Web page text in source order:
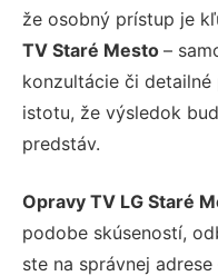
že osobný prístup je
TV Staré Mesto –
konzultácie či
istotu, že výsledok
predstáv.
Opravy TV LG Staré
podobe skúseností,
ste na správnej